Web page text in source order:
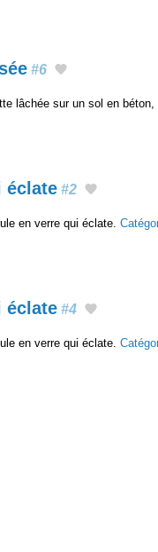
#6
lâchée sur un sol en
éclate #2
en verre qui éclate.
éclate #4
en verre qui éclate.